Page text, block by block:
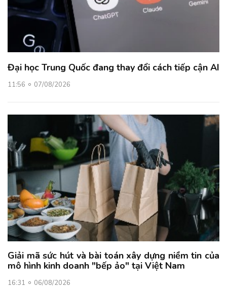
Đại học Trung Quốc đang thay đổi cách tiếp cận AI
11:56 07/08/2026
Giải mã sức hút và bài toán xây dựng niềm tin của
mô hình kinh doanh "bếp ảo" tại Việt Nam
16:31 06/08/2026